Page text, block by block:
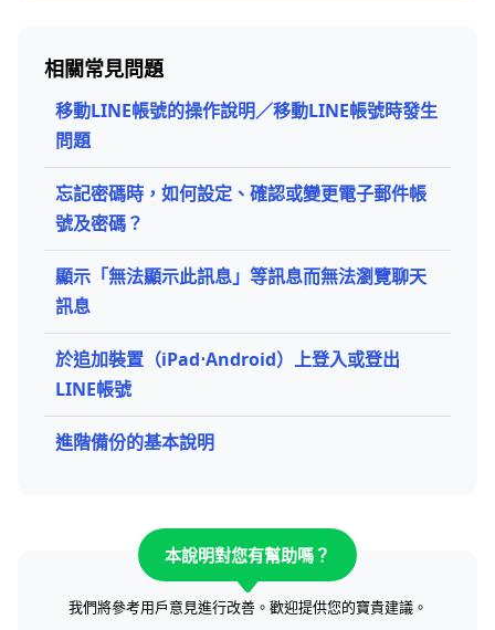
相關常見問題
移動LINE帳號的操作說明／移動LINE帳號時發生
問題
忘記密碼時，如何設定、確認或變更電子郵件帳
號及密碼？
顯示「無法顯示此訊息」等訊息而無法瀏覽聊天
訊息
於追加裝置（iPad⋅Android）上登入或登出
LINE帳號
進階備份的基本說明
本說明對您有幫助嗎？
我們將參考用戶意見進行改善。歡迎提供您的寶貴建議。